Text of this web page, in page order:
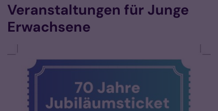
Veranstaltungen für Junge
Erwachsene